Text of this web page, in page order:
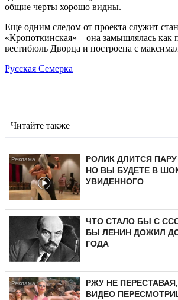
общие черты хорошо видны.
Еще одним следом от проекта служит
«Кропоткинская» – она замышлялась как
вестибюль Дворца и построена с
Русская Семерка
Читайте также
РОЛИК ДЛИТСЯ ПАРУ
НО ВЫ БУДЕТЕ В
УВИДЕННОГО
ЧТО СТАЛО БЫ С
БЫ ЛЕНИН ДОЖИЛ ДО
ГОДА
РЖУ НЕ
ВИДЕО